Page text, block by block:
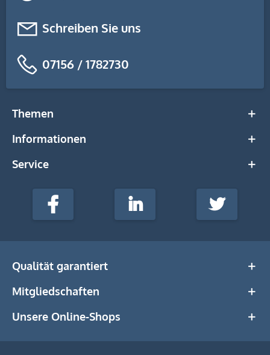
Schreiben Sie uns
07156 / 1782730
Themen
Informationen
Service
stempel-
Media
Facebook LinkedIn Twitter
Qualität garantiert
Mitgliedschaften
Unsere Online-Shops